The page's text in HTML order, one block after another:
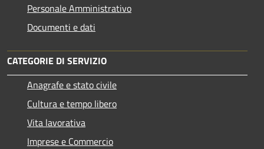
Personale Amministrativo
Documenti e dati
CATEGORIE DI SERVIZIO
Anagrafe e stato civile
Cultura e tempo libero
Vita lavorativa
Imprese e Commercio